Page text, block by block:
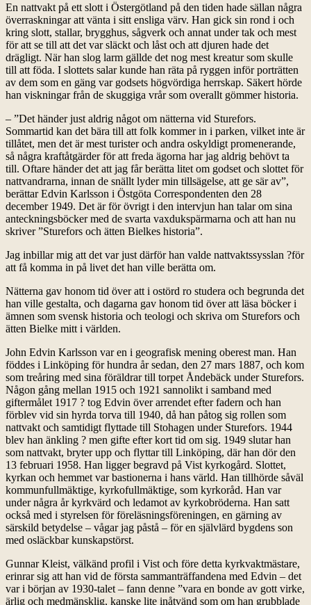
En nattvakt på ett slott i Östergötland på den tiden hade sällan några
överraskningar att vänta i sitt ensliga värv. Han gick sin rond i och
kring slott, stallar, brygghus, sågverk och annat under tak och mest
för att se till att det var släckt och låst och att djuren hade det
drägligt. När han slog larm gällde det nog mest kreatur som skulle
till att föda. I slottets salar kunde han räta på ryggen inför porträtten
av dem som en gäng var godsets högvördiga herrskap. Säkert hörde
han viskningar från de skuggiga vrår som overallt gömmer historia.
– ”Det händer just aldrig något om nätterna vid Sturefors.
Sommartid kan det bära till att folk kommer in i parken, vilket inte är
tillåtet, men det är mest turister och andra oskyldigt promenerande,
så några kraftåtgärder för att freda ägorna har jag aldrig behövt ta
till. Oftare händer det att jag får berätta litet om godset och slottet för
nattvandrarna, innan de snällt lyder min tillsägelse, att ge sär av”,
berättar Edvin Karlsson i Östgöta Correspondenten den 28
december 1949. Det är för övrigt i den intervjun han talar om sina
anteckningsböcker med de svarta vaxdukspärmarna och att han nu
skriver ”Sturefors och ätten Bielkes historia”.
Jag inbillar mig att det var just därför han valde nattvaktssysslan ?för
att få komma in på livet det han ville berätta om.
Nätterna gav honom tid över att i ostörd ro studera och begrunda det
han ville gestalta, och dagarna gav honom tid över att läsa böcker i
ämnen som svensk historia och teologi och skriva om Sturefors och
ätten Bielke mitt i världen.
John Edvin Karlsson var en i geografisk mening oberest man. Han
föddes i Linköping för hundra år sedan, den 27 mars 1887, och kom
som treåring med sina föräldrar till torpet Åndebäck under Sturefors.
Någon gång mellan 1915 och 1921 sannolikt i samband med
giftermålet 1917 ? tog Edvin över arrendet efter fadern och han
förblev vid sin hyrda torva till 1940, då han påtog sig rollen som
nattvakt och samtidigt flyttade till Stohagen under Sturefors. 1944
blev han änkling ? men gifte efter kort tid om sig. 1949 slutar han
som nattvakt, bryter upp och flyttar till Linköping, där han dör den
13 februari 1958. Han ligger begravd på Vist kyrkogård. Slottet,
kyrkan och hemmet var bastionerna i hans värld. Han tillhörde såväl
kommunfullmäktige, kyrkofullmäktige, som kyrkoråd. Han var
under några år kyrkvärd och ledamot av kyrkobröderna. Han satt
också med i styrelsen för föreläsningsföreningen, en gärning av
särskild betydelse – vågar jag påstå – för en självlärd bygdens son
med osläckbar kunskapstörst.
Gunnar Kleist, välkänd profil i Vist och före detta kyrkvaktmästare,
erinrar sig att han vid de första sammanträffandena med Edvin – det
var i början av 1930-talet – fann denne ”vara en bonde av gott virke,
ärlig och medmänsklig, kanske lite inåtvänd som om han grubblade